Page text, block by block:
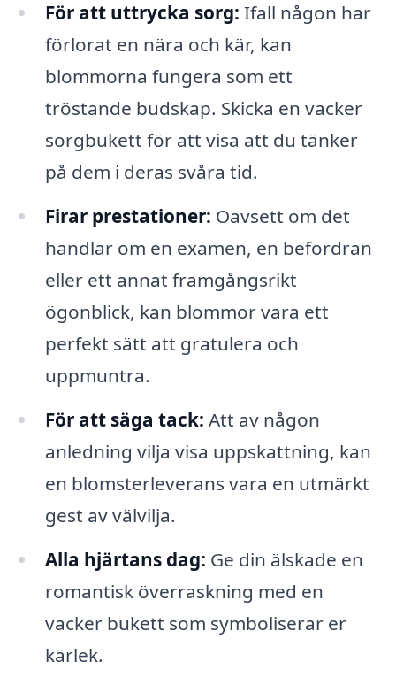
För att uttrycka sorg: Ifall någon har
förlorat en nära och kär, kan
blommorna fungera som ett
tröstande budskap. Skicka en vacker
sorgbukett för att visa att du tänker
på dem i deras svåra tid.
Firar prestationer: Oavsett om det
handlar om en examen, en befordran
eller ett annat framgångsrikt
ögonblick, kan blommor vara ett
perfekt sätt att gratulera och
uppmuntra.
För att säga tack: Att av någon
anledning vilja visa uppskattning, kan
en blomsterleverans vara en utmärkt
gest av välvilja.
Alla hjärtans dag: Ge din älskade en
romantisk överraskning med en
vacker bukett som symboliserar er
kärlek.